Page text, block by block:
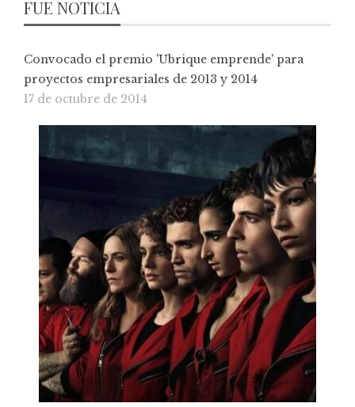
FUE NOTICIA
Convocado el premio 'Ubrique emprende' para
proyectos empresariales de 2013 y 2014
17 de octubre de 2014